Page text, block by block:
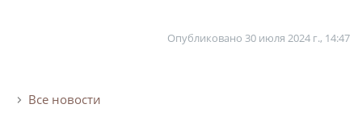
Опубликовано 30 июля 2024 г., 14:47
Все новости